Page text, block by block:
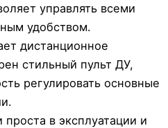
управлять всеми
удобством.
дистанционное
стильный пульт ДУ,
регулировать основные
в эксплуатации и